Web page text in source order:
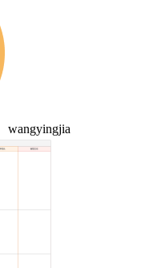
wangyingjia